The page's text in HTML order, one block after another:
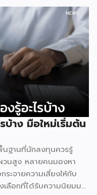
ด์ใดไล่ตามแบรนด์ใด แต่
ลาดค้าปลีก 1. ทำเลที่ดี
พึ่งพา “จุดตัดของการ
กไฟแดง ปากซอยที่คนเข้า
ดที่มีคนเดินผ่านหนาแน่น
กัดมาก ทั้ง 7-Eleven และ
อปริมาณคนเดินผ่าน
ลืออยู่ไม่กี่จุดในแต่ละย่าน
ริเวณเดียวกันโดย
าที่มักตั้งอยู่ตรงข้ามกันบน
รวมกันแข็งกว่าแยกกัน
รียกว่า retail
ระเภทเดียวกันไว้ในจุด
นีห่างกันไว้ แต่ในความ
และ CJ More อยู่
” […]
บ้าง มือใหม่เริ่มต้น
นฐานที่นักลงทุนควรรู้
วนสูง หลายคนมองหา
ะจายความเสี่ยงให้กับ
ลือกที่ได้รับความนิยมมา